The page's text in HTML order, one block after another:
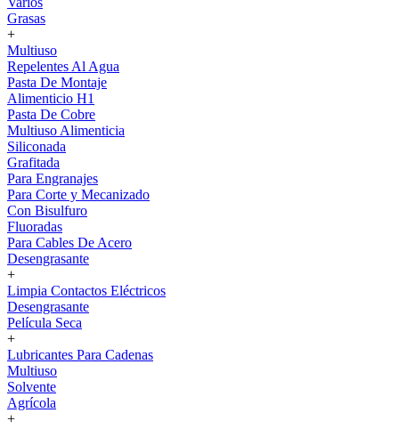
Grasas
+
Multiuso
Repelentes Al Agua
Pasta De Montaje
Alimenticio H1
Pasta De Cobre
Multiuso Alimenticia
Siliconada
Grafitada
Para Engranajes
Para Corte y Mecanizado
Con Bisulfuro
Fluoradas
Para Cables De Acero
Desengrasante
+
Limpia Contactos Eléctricos
Desengrasante
Película Seca
+
Lubricantes Para Cadenas
Multiuso
Solvente
Agrícola
+